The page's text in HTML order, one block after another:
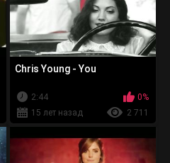
Chris Young - You
2:44
0%
15 лет назад
2 711